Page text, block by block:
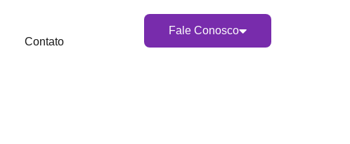
Contato
Fale Conosco